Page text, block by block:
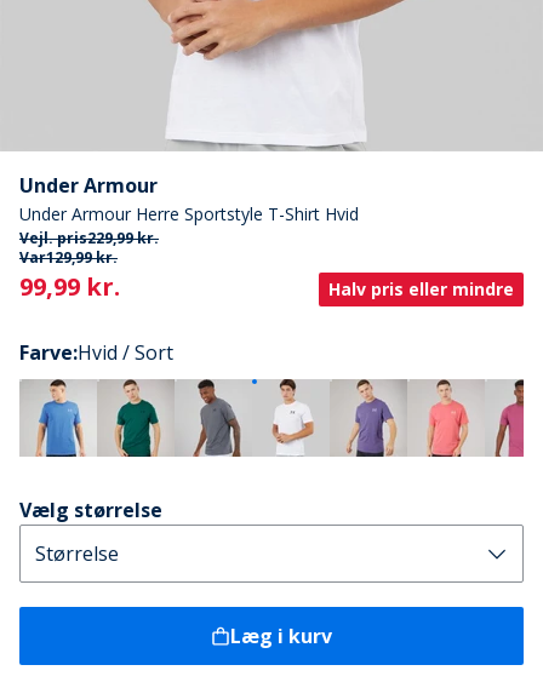
Under Armour
Under Armour Herre Sportstyle T-Shirt Hvid
Vejl. pris229,99 kr.
Var129,99 kr.
Current
99,99 kr. Halv pris eller mindre
Farve:Hvid / Sort
Vælg størrelse
Læg i kurv